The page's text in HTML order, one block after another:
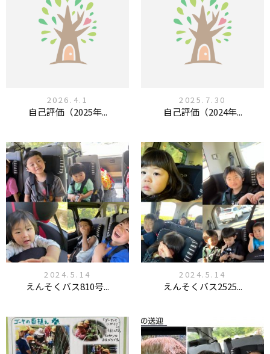
2026.4.1
自己評価（2025年...
2025.7.30
自己評価（2024年...
2024.5.14
えんそくバス810号...
2024.5.14
えんそくバス2525...